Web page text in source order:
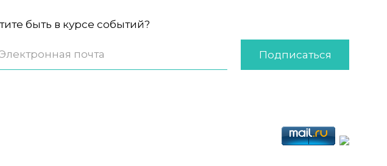
быть в курсе событий?
Подписаться